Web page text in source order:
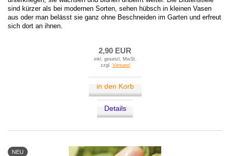
sind kürzer als bei modernen Sorten, sehen hübsch in kleinen Vasen
aus oder man belässt sie ganz ohne Beschneiden im Garten und erfreut
sich dort an ihnen.
2,90 EUR
inkl. gesetzl. MwSt.
zzgl. Versand
in den Korb
Details
NEU